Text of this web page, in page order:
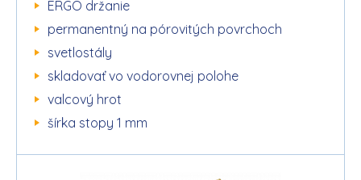
ERGO držanie
permanentný na pórovitých povrchoch
svetlostály
skladovať vo vodorovnej polohe
valcový hrot
šírka stopy 1 mm